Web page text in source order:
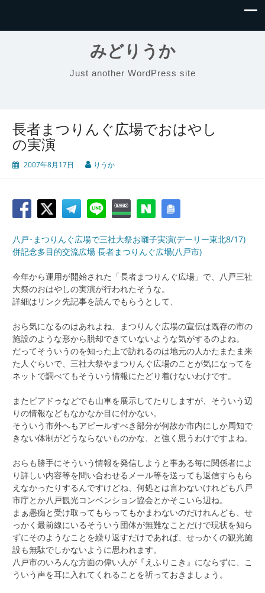
みどりうか
Just another WordPress site
長者まつりんぐ広場でおはやし
の実演
2007年8月17日 りうか
八戸･まつりんぐ広場で三社大祭お囃子実演(デーリー東北8/17)
併記念多目的交流広場 長者まつりんぐ広場(八戸市)
今年から運用が開始された「長者まつりんぐ広場」で、八戸三社
大祭のおはやしの実演が行われたそうな。
詳細はリンク先記事を読んでもらうとして、
おら気になるのはあれよね、まつりんぐ広場の宣伝は既存の市の
施設のような形から脱却できていないような気がするのよね。
だってそういうのを知った上で訪れるのは地元の人かたまたま来
た人ぐらいで、三社大祭やまつりんぐ広場のことが気になってを
ネットで調べてもそういう情報にたどり着けないわけです。
またピアドゥなどでも山車を展示してたりしますが、そういう辺
りの情報などもなかなか目に付かない。
そういう市外へもアピールすべき部分が何故か市内にしか周知で
きない体制がどうならないものかな、と強く思うわけですよね。
おらも勝手にそういう情報を発信しようと事ある毎に関係者によ
り詳しい内容等を問い合わせるメール等を送っても返信すらもら
えなかったりするんですけどね、何処とは言わないけれども八戸
市庁とか八戸観光コンベンション協会とかそこいら辺ね。
まぁ愚痴と受け取ってもらってもかまわないのだけれんども、せ
っかく最前線にいるそういう団体が無難なことだけで現状を知ら
ずにそのようなことを繰り返すだけであれば、せっかくの観光施
設も無駄でしかないように思われます。
八戸市のいろんな方面の偉い人が『えふりこき』にならずに、こ
ういう声を耳に入れてくれることを祈っておきましょう。